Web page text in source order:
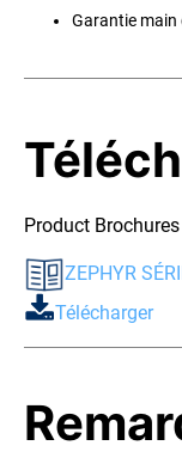
Garantie main
Product Brochures
ZEPHYR
Télécharger